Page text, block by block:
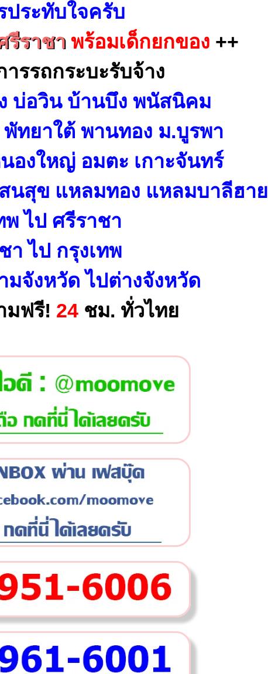
ประทับใจครับ
รีราชา พร้อมเด็กยกของ ++
รรถกระบะรับจ้าง
บ่อวิน บ้านบึง พนัสนิคม
ทยาใต้ พานทอง ม.บูรพา
องใหญ่ อมตะ เกาะจันทร์
นสุข แหลมทอง แหลมบาลีฮาย
พ ไป ศรีราชา
า ไป กรุงเทพ
มจังหวัด ไปต่างจังหวัด
มฟรี! 24ชม. ทั่วไทย